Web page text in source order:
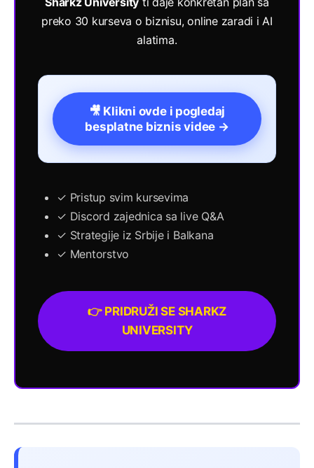
preko 30 kurseva o biznisu, online zaradi i AI
alatima.
🎥 Klikni ovde i pogledaj
besplatne biznis videe →
✓ Pristup svim kursevima
✓ Discord zajednica sa live Q&A
✓ Strategije iz Srbije i Balkana
✓ Mentorstvo
👉 PRIDRUŽI SE SHARKZ
UNIVERSITY